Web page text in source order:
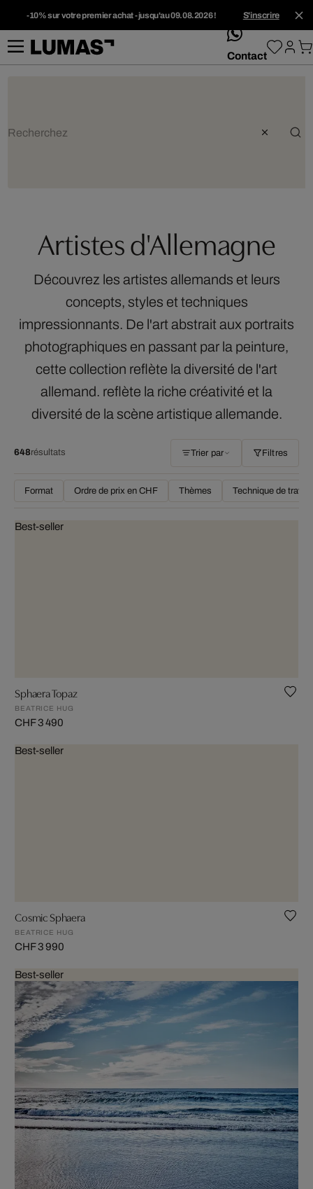
-10% sur votre premier achat - jusqu'au 09.08.2026 ! S'inscrire
whatsApp
Contact
Artistes d'Allemagne
Découvrez les artistes allemands et leurs
concepts, styles et techniques
impressionnants. De l'art abstrait aux portraits
photographiques en passant par la peinture,
cette collection reflète la diversité de l'art
allemand. reflète la riche créativité et la
diversité de la scène artistique allemande.
648résultats Trier par Filtres
Format Ordre de prix en CHF Thèmes Technique de travail
Best-seller
Sphaera Topaz
BEATRICE HUG
CHF 3 490
Best-seller
Cosmic Sphaera
BEATRICE HUG
CHF 3 990
Best-seller